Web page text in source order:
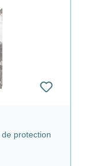
protection